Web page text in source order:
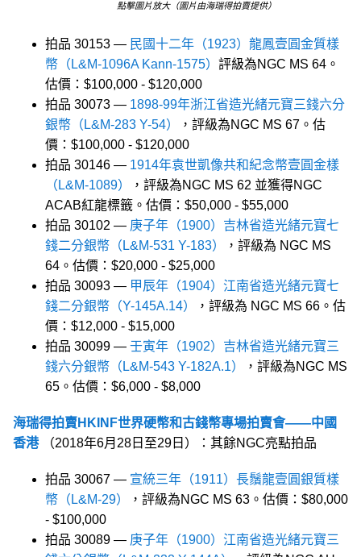
點擊圖片放大（圖片由海瑞得拍賣提供）
拍品 30153 — 民國十二年（1923）龍鳳壹圓金質樣
幣（L&M-1096A Kann-1575） 評級為NGC MS 64。
估價：$100,000 - $120,000
拍品 30073 — 1898-99年浙江省造光緒元寶三錢六分
銀幣（L&M-283 Y-54）
，評級為NGC MS 67。估
價：$100,000 - $120,000
拍品 30146 — 1914年袁世凱像共和紀念幣壹圓金樣
（L&M-1089）
，評級為NGC MS 62 並獲得NGC
ACAB紅龍標籤。估價：$50,000 - $55,000
拍品 30102 — 庚子年（1900）吉林省造光緒元寶七
錢二分銀幣（L&M-531 Y-183）
，評級為 NGC MS
64。估價：$20,000 - $25,000
拍品 30093 — 甲辰年（1904）江南省造光緒元寶七
錢二分銀幣（Y-145A.14）
，評級為 NGC MS 66。估
價：$12,000 - $15,000
拍品 30099 — 壬寅年（1902）吉林省造光緒元寶三
錢六分銀幣（L&M-543 Y-182A.1）
，評級為NGC MS
65。估價：$6,000 - $8,000
海瑞得拍賣HKINF世界硬幣和古錢幣專場拍賣會——中國
香港（2018年6月28日至29日）：其餘NGC亮點拍品
拍品 30067 — 宣統三年（1911）長鬚龍壹圓銀質樣
幣（L&M-29）
，評級為NGC MS 63。估價：$80,000
- $100,000
拍品 30089 — 庚子年（1900）江南省造光緒元寶三